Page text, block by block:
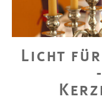
Licht